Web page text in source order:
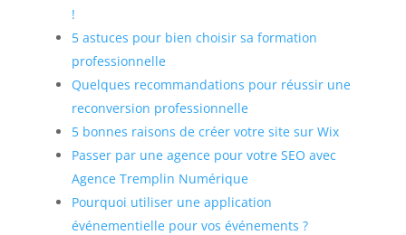
!
5 astuces pour bien choisir sa formation
professionnelle
Quelques recommandations pour réussir une
reconversion professionnelle
5 bonnes raisons de créer votre site sur Wix
Passer par une agence pour votre SEO avec
Agence Tremplin Numérique
Pourquoi utiliser une application
événementielle pour vos événements ?